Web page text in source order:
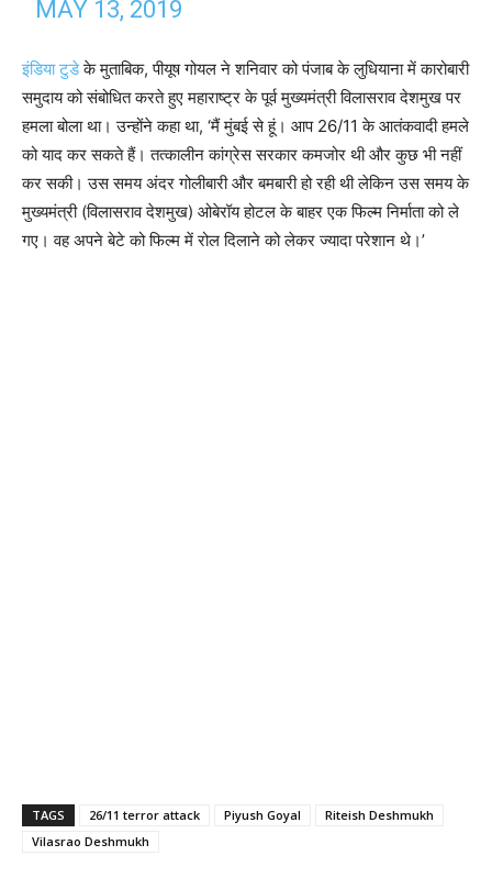
MAY 13, 2019
इंडिया टुडेके मुताबिक, पीयूष गोयल ने शनिवार को पंजाब के लुधियाना में कारोबारी
समुदाय को संबोधित करते हुए महाराष्ट्र के पूर्व मुख्यमंत्री विलासराव देशमुख पर
हमला बोला था। उन्होंने कहा था, ‘मैं मुंबई से हूं। आप 26/11 के आतंकवादी हमले
को याद कर सकते हैं। तत्कालीन कांग्रेस सरकार कमजोर थी और कुछ भी नहीं
कर सकी। उस समय अंदर गोलीबारी और बमबारी हो रही थी लेकिन उस समय के
मुख्यमंत्री (विलासराव देशमुख) ओबेरॉय होटल के बाहर एक फिल्म निर्माता को ले
गए। वह अपने बेटे को फिल्म में रोल दिलाने को लेकर ज्यादा परेशान थे।’
TAGS 26/11 terror attack Piyush Goyal
Riteish Deshmukh
Vilasrao Deshmukh